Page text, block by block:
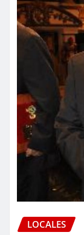
LOCALES